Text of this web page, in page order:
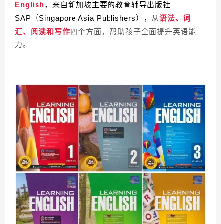
English，来自新加坡主要的教育辅导出版社
SAP（Singapore Asia Publishers）， 从语法、词
汇、阅读和写作四个方面，帮助孩子全面提升英语能
力。